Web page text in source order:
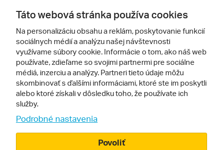
Cestovné kancelárie
Zájezdy.cz
Nastavenie cookies
Mobilná verzia webu
Sledujte nás
Táto webová stránka používa cookies
Na personalizáciu obsahu a reklám, poskytovanie funkcií
sociálnych médií a analýzu našej návštevnosti
využívame súbory cookie. Informácie o tom, ako náš web
používate, zdieľame so svojimi partnermi pre sociálne
médiá, inzerciu a analýzy. Partneri tieto údaje môžu
skombinovať s ďalšími informáciami, ktoré ste im poskytli
alebo ktoré získali v dôsledku toho, že používate ich
služby.
Podrobné nastavenia
Povoliť